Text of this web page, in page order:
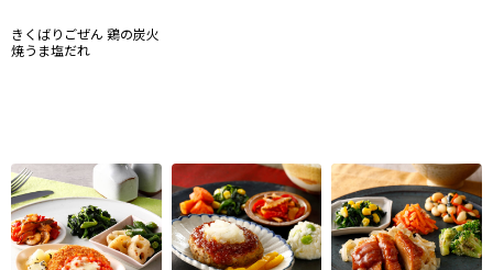
きくばりごぜん 鶏の炭火
焼うま塩だれ